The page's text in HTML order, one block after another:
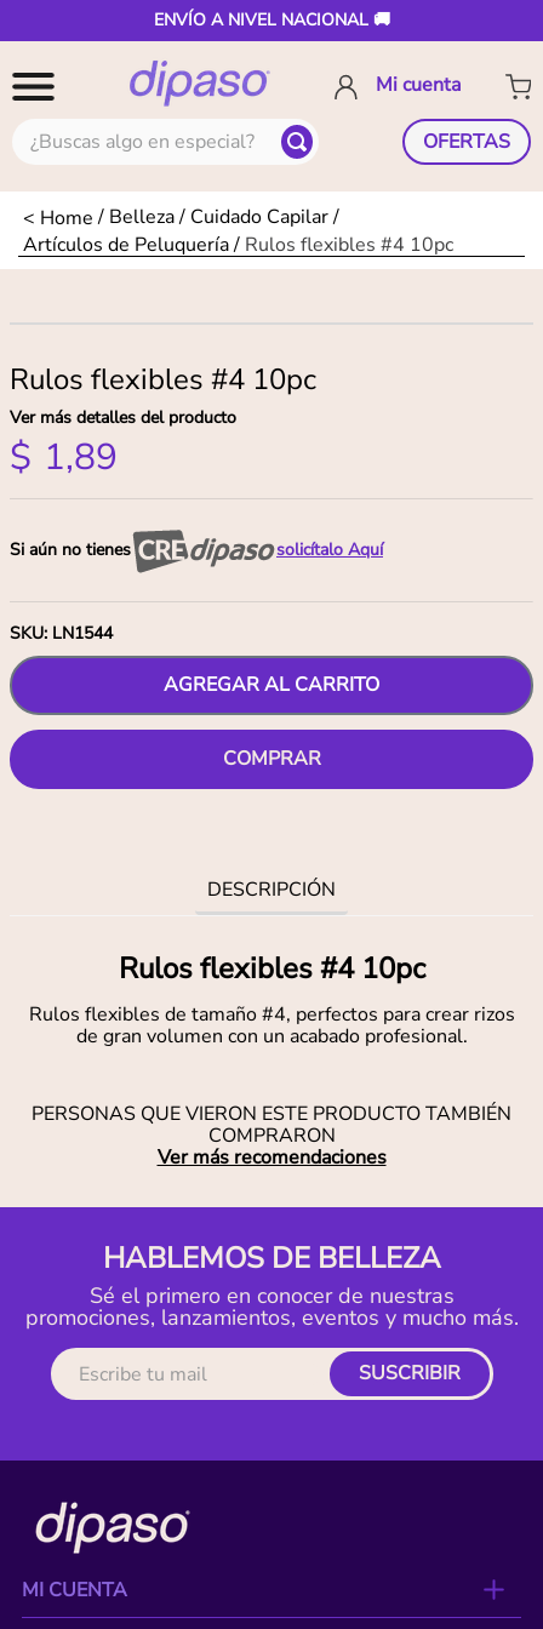
ENVÍO A NIVEL NACIONAL 🚚
¿Buscas algo en especial? OFERTAS
Belleza
Cuidado Capilar
Artículos de Peluquería
Rulos flexibles #4 10pc
Rulos flexibles #4 10pc
Ver más detalles del producto
$ 1,89
Si aún no tienes solicítalo Aquí
SKU: LN1544
AGREGAR AL CARRITO
COMPRAR
DESCRIPCIÓN
Rulos flexibles #4 10pc
Rulos flexibles de tamaño #4, perfectos para crear rizos
de gran volumen con un acabado profesional.
PERSONAS QUE VIERON ESTE PRODUCTO TAMBIÉN
COMPRARON
Ver más recomendaciones
HABLEMOS DE BELLEZA
Sé el primero en conocer de nuestras
promociones, lanzamientos, eventos y mucho más.
SUSCRIBIR
MI CUENTA